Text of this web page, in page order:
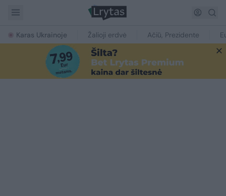
Karas Ukrainoje Žalioji erdvė Ačiū, Prezidente